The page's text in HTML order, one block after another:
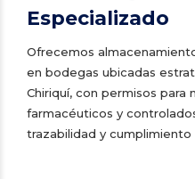
Especializado
Ofrecemos
en bodegas ubicadas
Chiriquí, con permisos
farmacéuticos y
trazabilidad y cumplimiento